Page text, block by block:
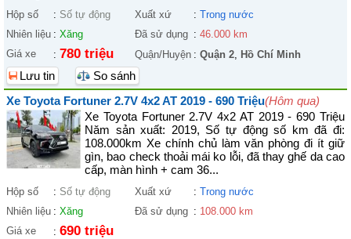
Hộp số : Số tự động Xuất xứ : Trong nước
Nhiên liệu : Xăng Đã sử dụng : 46.000 km
Giá xe
: 780 triệu Quận/Huyện : Quận 2, Hồ Chí Minh
Lưu tin
So sánh
Xe Toyota Fortuner 2.7V 4x2 AT 2019 - 690 Triệu(Hôm qua)
Xe Toyota Fortuner 2.7V 4x2 AT 2019 - 690 Triệu
Năm sản xuất: 2019, Số tự động số km đã đi:
108.000km Xe chính chủ làm văn phòng đi ít giữ
gìn, bao check thoải mái ko lỗi, đã thay ghế da cao
cấp, màn hình + cam 36...
Hộp số : Số tự động Xuất xứ : Trong nước
Nhiên liệu : Xăng Đã sử dụng : 108.000 km
Giá xe
: 690 triệu